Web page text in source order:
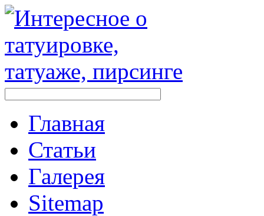
Главная
Стaтьи
Галерея
Sitemap